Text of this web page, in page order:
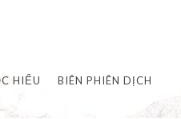
HIỂU BIÊN PHIÊN DỊCH